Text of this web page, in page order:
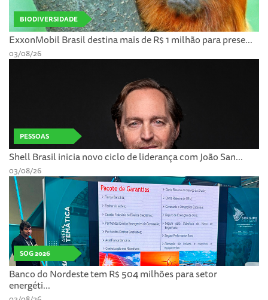
BIODIVERSIDADE
ExxonMobil Brasil destina mais de R$ 1 milhão para prese...
03/08/26
PESSOAS
Shell Brasil inicia novo ciclo de liderança com João San...
03/08/26
SOG 2026
Banco do Nordeste tem R$ 504 milhões para setor
energéti...